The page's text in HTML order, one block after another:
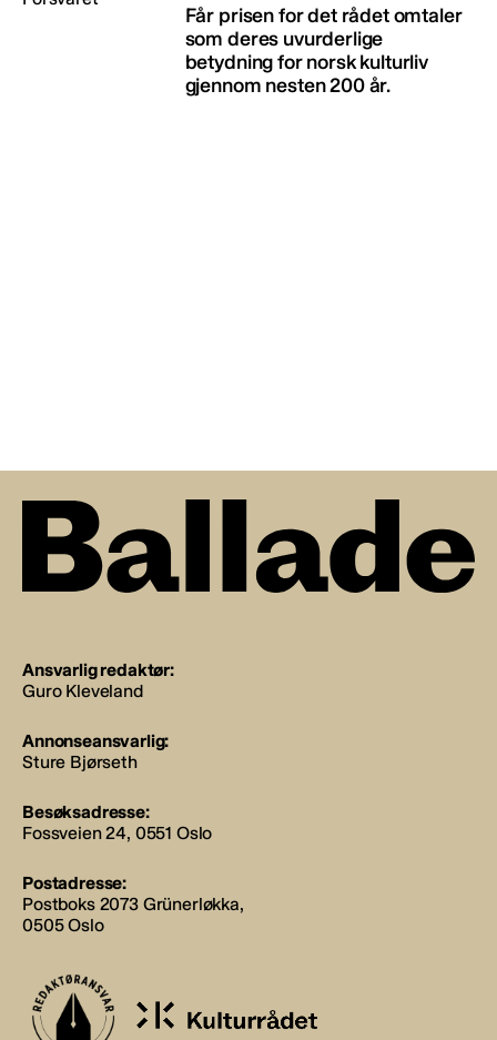
Får prisen for det rådet omtaler
som deres uvurderlige
betydning for norsk kulturliv
gjennom nesten 200 år.
Ansvarlig redaktør:
Guro Kleveland
Annonseansvarlig:
Sture Bjørseth
Besøksadresse:
Fossveien 24, 0551 Oslo
Postadresse:
Postboks 2073 Grünerløkka,
0505 Oslo